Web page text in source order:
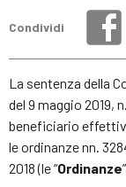
Condividi
La sentenza della
del 9 maggio 2019,
beneficiario
le ordinanze nn.
2018 (le “Ordinanze